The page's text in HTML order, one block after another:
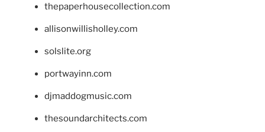
thepaperhousecollection.com
allisonwillisholley.com
solslite.org
portwayinn.com
djmaddogmusic.com
thesoundarchitects.com